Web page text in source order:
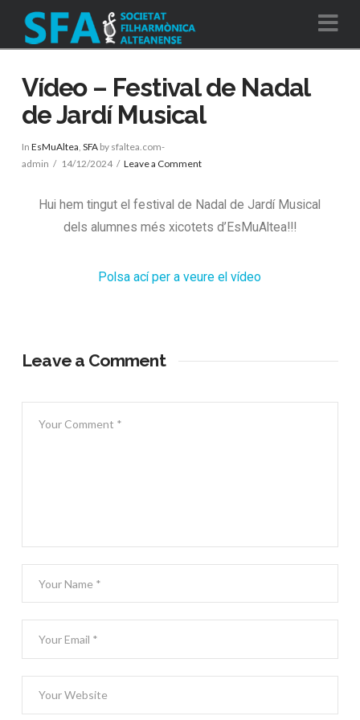
Vídeo – Festival de Nadal
de Jardí Musical
In EsMuAltea SFAby sfaltea.com-
admin
14/12/2024 Leave a Comment
Hui hem tingut el festival de Nadal de Jardí Musical
dels alumnes més xicotets d’EsMuAltea!!!
Polsa ací per a veure el vídeo
Leave a Comment